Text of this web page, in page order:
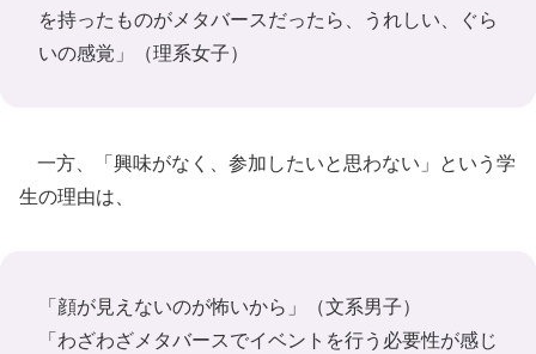
を持ったものがメタバースだったら、うれしい、ぐら
いの感覚」（理系女子）
一方、「興味がなく、参加したいと思わない」という学
生の理由は、
「顔が見えないのが怖いから」（文系男子）
「わざわざメタバースでイベントを行う必要性が感じ